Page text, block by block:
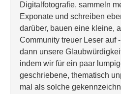
Digitalfotografie, sammeln
Exponate und schreiben
darüber, bauen eine kleine,
Community treuer Leser auf
dann unsere
indem wir für ein paar
geschriebene, thematisch
mal als solche